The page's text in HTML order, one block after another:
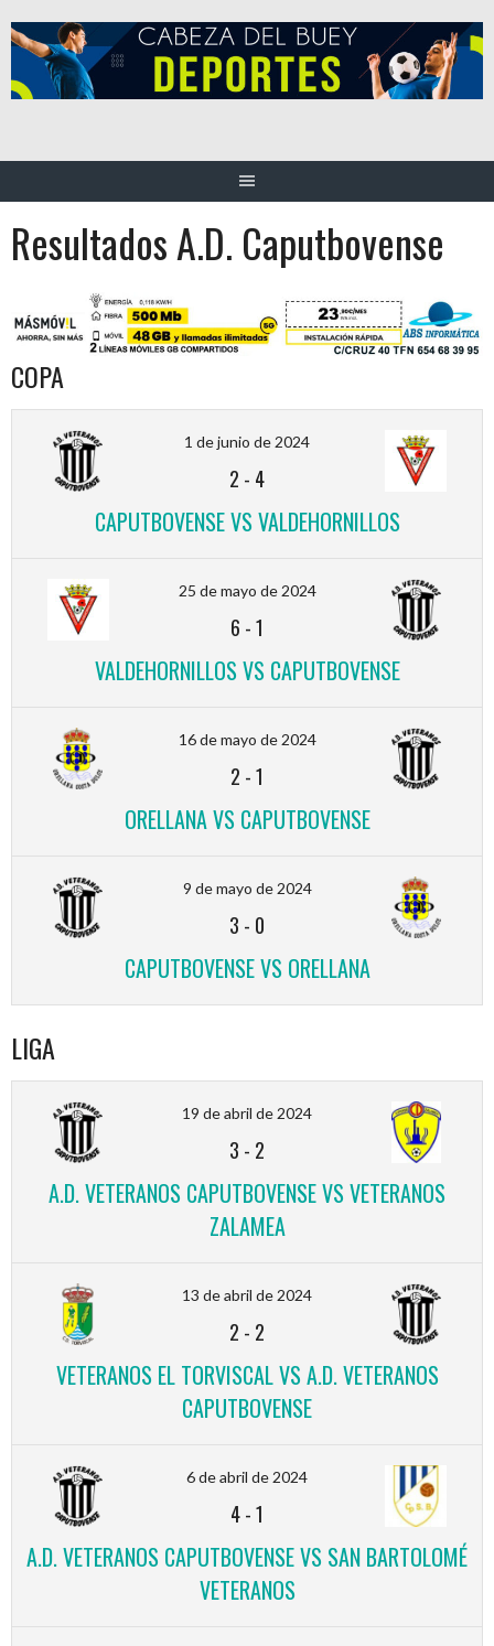
al
contenido
Resultados A.D. Caputbovense
COPA
1 de junio de 2024
2 - 4
CAPUTBOVENSE VS VALDEHORNILLOS
25 de mayo de 2024
6 -1
VALDEHORNILLOS VS CAPUTBOVENSE
16 de mayo de 2024
2 -1
ORELLANA VS CAPUTBOVENSE
9 de mayo de 2024
3 - 0
CAPUTBOVENSE VS ORELLANA
LIGA
19 de abril de 2024
3 - 2
A.D. VETERANOS CAPUTBOVENSE VS VETERANOS
ZALAMEA
13 de abril de 2024
2 - 2
VETERANOS EL TORVISCAL VS A.D. VETERANOS
CAPUTBOVENSE
6 de abril de 2024
4-1
A.D. VETERANOS CAPUTBOVENSE VS SAN BARTOLOMÉ
VETERANOS